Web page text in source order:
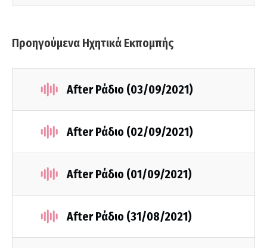
Προηγούμενα Ηχητικά Εκπομπής
After Ράδιο (03/09/2021)
After Ράδιο (02/09/2021)
After Ράδιο (01/09/2021)
After Ράδιο (31/08/2021)